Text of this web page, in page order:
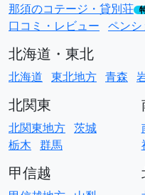
那須のコテージ・貸別荘
口コミ・レビュー ペン
北海道・東北
北海道 東北地方 青森
北関東
北関東地方 茨城
栃木 群馬
甲信越